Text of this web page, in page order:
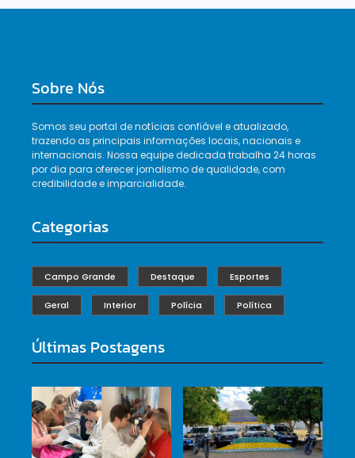
Sobre Nós
Somos seu portal de notícias confiável e atualizado,
trazendo as principais informações locais, nacionais e
internacionais. Nossa equipe dedicada trabalha 24 horas
por dia para oferecer jornalismo de qualidade, com
credibilidade e imparcialidade.
Categorias
Campo Grande Destaque Esportes
Geral Interior Polícia Política
Últimas Postagens